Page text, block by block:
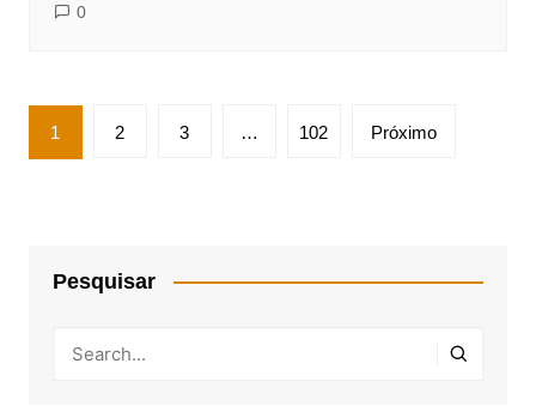
0
Paginação
de
1 2 3 … 102 Próximo
Pesquisar